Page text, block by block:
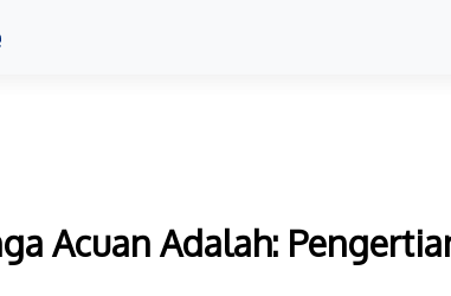
Acuan Adalah: